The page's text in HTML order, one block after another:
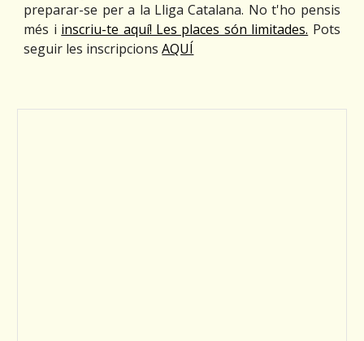
preparar-se per a la Lliga Catalana. No t'ho pensis
més i inscriu-te aquí! Les places són limitades. Pots
seguir les inscripcionsAQUÍ